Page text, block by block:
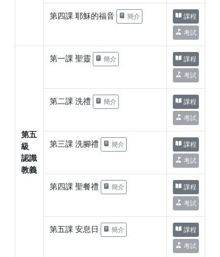
第四課 耶穌的福音 簡介 課程
考試
第五
級
認識
教義
第一課 聖靈 簡介 課程
考試
第二課 洗禮 簡介 課程
考試
第三課 洗腳禮 簡介 課程
考試
第四課 聖餐禮 簡介 課程
考試
第五課 安息日 簡介 課程
考試